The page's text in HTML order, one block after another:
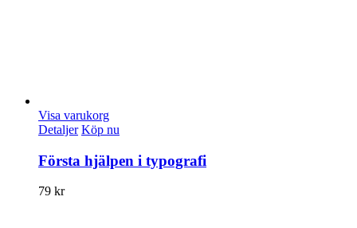
Visa varukorg
Detaljer Köp nu
Första hjälpen i typografi
79 kr